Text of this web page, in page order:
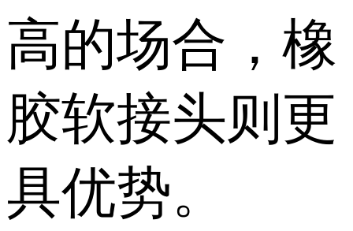
高的场合，橡
胶软接头则更
具优势。